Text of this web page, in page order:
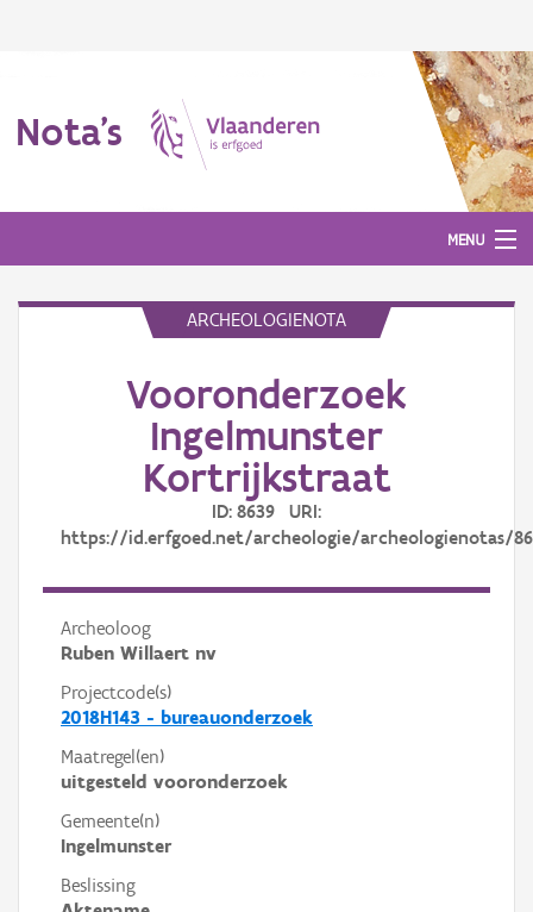
Nota's
MENU
ARCHEOLOGIENOTA
Vooronderzoek
Ingelmunster
Kortrijkstraat
ID: 8639 URI:
https://id.erfgoed.net/archeologie/archeologienotas/
Archeoloog
Ruben Willaert nv
Projectcode(s)
2018H143 - bureauonderzoek
Maatregel(en)
uitgesteld vooronderzoek
Gemeente(n)
Ingelmunster
Beslissing